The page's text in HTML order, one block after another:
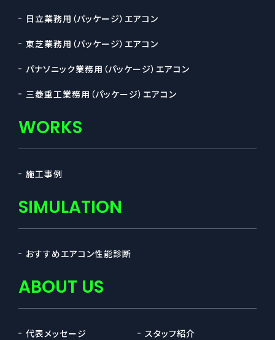
日立業務用（パッケージ）エアコン
東芝業務用（パッケージ）エアコン
パナソニック業務用（パッケージ）エアコン
三菱重工業務用（パッケージ）エアコン
WORKS
施工事例
SIMULATION
おすすめエアコン性能診断
ABOUT US
代表メッセージ スタッフ紹介